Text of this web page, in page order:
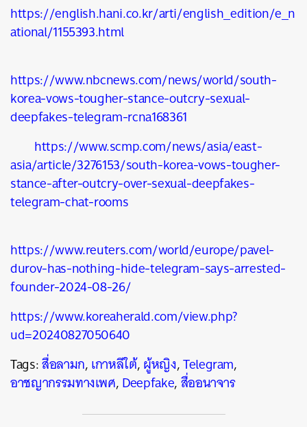
https://english.hani.co.kr/arti/english_edition/e_n
ational/1155393.html
https://www.nbcnews.com/news/world/south-
korea-vows-tougher-stance-outcry-sexual-
deepfakes-telegram-rcna168361
https://www.scmp.com/news/asia/east-
asia/article/3276153/south-korea-vows-tougher-
stance-after-outcry-over-sexual-deepfakes-
telegram-chat-rooms
https://www.reuters.com/world/europe/pavel-
durov-has-nothing-hide-telegram-says-arrested-
founder-2024-08-26/
https://www.koreaherald.com/view.php?
ud=20240827050640
Tags:สื่อลามก,เกาหลีใต้,ผู้หญิง,Telegram,
อาชญากรรมทางเพศ,Deepfake,สื่ออนาจาร